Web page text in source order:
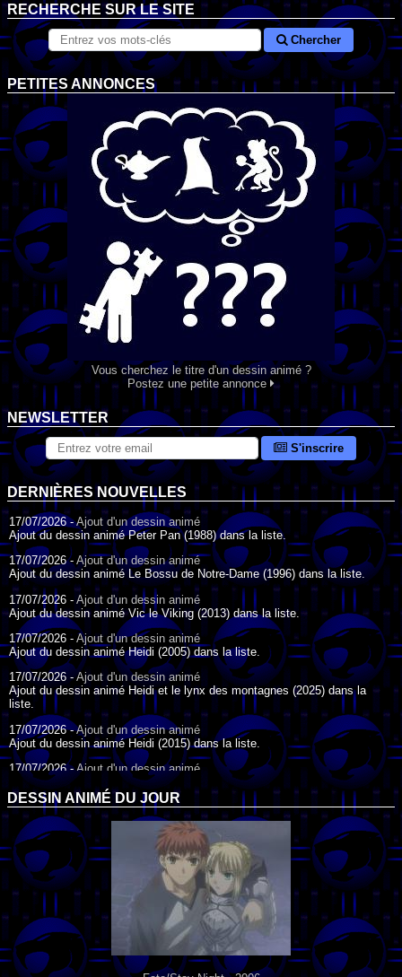
RECHERCHE SUR LE SITE
Chercher
PETITES ANNONCES
Vous cherchez le titre d'un dessin animé ?
Postez une petite annonce
NEWSLETTER
S'inscrire
DERNIÈRES NOUVELLES
17/07/2026 -Ajout d'un dessin animé
Ajout du dessin animé Peter Pan (1988) dans la liste.
17/07/2026 - Ajout d'un dessin animé
Ajout du dessin animé Le Bossu de Notre-Dame (1996) dans la liste.
17/07/2026 - Ajout d'un dessin animé
Ajout du dessin animé Vic le Viking (2013) dans la liste.
17/07/2026 - Ajout d'un dessin animé
Ajout du dessin animé Heidi (2005) dans la liste.
17/07/2026 -Ajout d'un dessin animé
Ajout du dessin animé Heidi et le lynx des montagnes (2025) dans la
liste.
17/07/2026 -Ajout d'un dessin animé
Ajout du dessin animé Heidi (2015) dans la liste.
17/07/2026 -Ajout d'un dessin animé
Ajout du dessin animé Heidi (1995) dans la liste.
09/07/2026 -Ajout d'un dessin animé
Ajout du dessin animé Genki l'Aventurier de la Chance (2006) dans la
liste.
04/07/2026 -
Ajout d'un dessin animé
Ajout du dessin animé Vilain Petit Canard (2000) dans la liste.
04/07/2026 - Ajout d'un dessin animé
Ajout du dessin animé Le Noël du vilain petit canard (2003) dans la liste.
DESSIN ANIMÉ DU JOUR